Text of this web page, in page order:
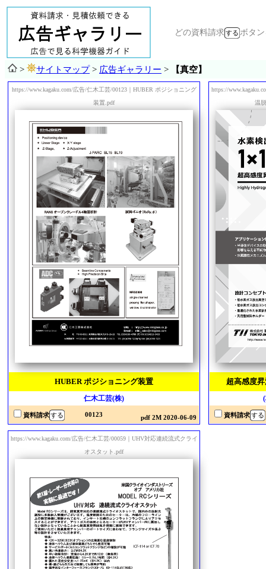
どの資料請求 ボタ
> サイトマップ> 広告ギャラリー > 【真空】
https://www.kagaku.com/広告/仁木工芸/00123｜HUBER ポジショニング
装置.pdf
HUBER ポジショニング装置
仁木工芸(株)
資料請求 00123 pdf 2M 2020-06-09
https://
温
超高感度
資料請求
https://www.kagaku.com/広告/仁木工芸/00059｜UHV対応連続流式クライ
オスタット.pdf